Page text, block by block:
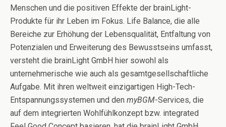
Menschen und die positiven Effekte der brainLight-
Produkte für ihr Leben im Fokus. Life Balance, die alle
Bereiche zur Erhöhung der Lebensqualität, Entfaltung von
Potenzialen und Erweiterung des Bewusstseins umfasst,
versteht die brainLight GmbH hier sowohl als
unternehmerische wie auch als gesamtgesellschaftliche
Aufgabe. Mit ihren weltweit einzigartigen High-Tech-
Entspannungssystemen und den myBGM-Services, die
auf dem integrierten Wohlfühlkonzept bzw. integrated